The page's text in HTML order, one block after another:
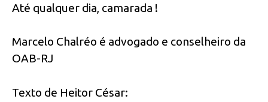
Até qualquer dia, camarada !
Marcelo Chalréo é advogado e conselheiro da
OAB-RJ
Texto de Heitor César: